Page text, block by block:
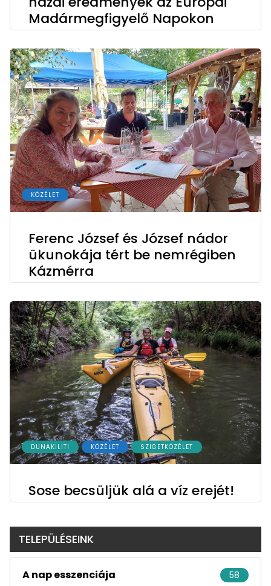
Madármegfigyelő Napokon
KÖZÉLET
Ferenc József és József nádor
ükunokája tért be nemrégiben
Kázmérra
DUNAKILITI KÖZÉLET SZIGETKÖZÉLET
Sose becsüljük alá a víz erejét!
TELEPÜLÉSEINK
A nap esszenciája 58